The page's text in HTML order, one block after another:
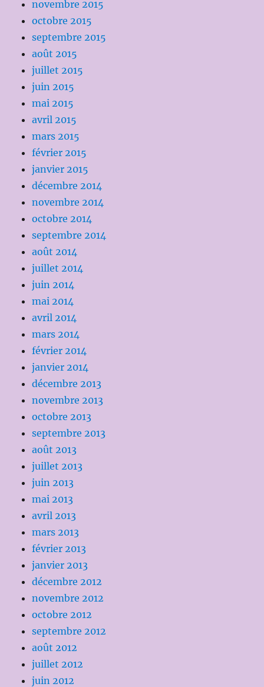
novembre 2015
octobre 2015
septembre 2015
août 2015
juillet 2015
juin 2015
mai 2015
avril 2015
mars 2015
février 2015
janvier 2015
décembre 2014
novembre 2014
octobre 2014
septembre 2014
août 2014
juillet 2014
juin 2014
mai 2014
avril 2014
mars 2014
février 2014
janvier 2014
décembre 2013
novembre 2013
octobre 2013
septembre 2013
août 2013
juillet 2013
juin 2013
mai 2013
avril 2013
mars 2013
février 2013
janvier 2013
décembre 2012
novembre 2012
octobre 2012
septembre 2012
août 2012
juillet 2012
juin 2012